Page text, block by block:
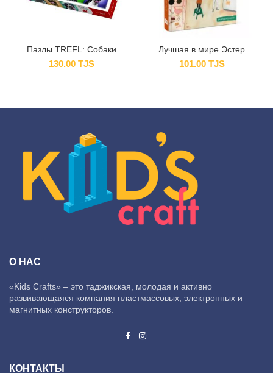
Пазлы TREFL: Собаки
130.00 TJS
Лучшая в мире Эстер
101.00 TJS
О НАС
«Kids Crafts» – это таджикская, молодая и активно
развивающаяся компания пластмассовых, электронных и
магнитных конструкторов.
КОНТАКТЫ